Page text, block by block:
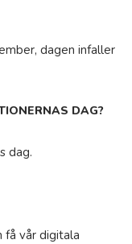
dagen infaller
DAG?
dag.
få vår digitala